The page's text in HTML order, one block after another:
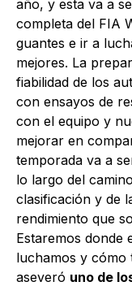
año, y esta va a
completa del FIA
guantes e ir a
mejores. La
fiabilidad de los
con ensayos de
con el equipo y
mejorar en
temporada va a
lo largo del
clasificación y de
rendimiento que
Estaremos donde
luchamos y cómo
aseveró uno de